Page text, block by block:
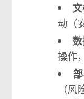
动（
操作
（风